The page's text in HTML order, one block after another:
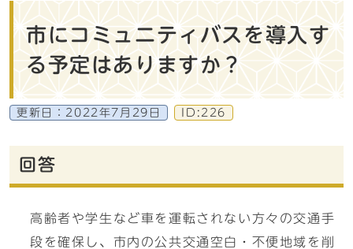
市にコミュニティバスを導入す
る予定はありますか？
更新日： 2022年7月29日 ID:226
回答
高齢者や学生など車を運転されない方々の交通手
段を確保し、市内の公共交通空白・不便地域を削